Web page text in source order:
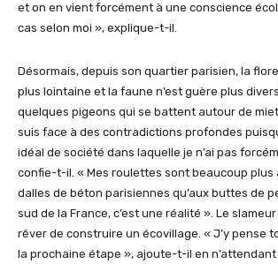
et on en vient forcément à une conscience
cas selon moi », explique-t-il.
Désormais, depuis son quartier parisien, la
plus lointaine et la faune n’est guère plus
quelques pigeons qui se battent autour de
suis face à des contradictions profondes
idéal de société dans laquelle je n’ai pas
confie-t-il. « Mes roulettes sont beaucoup plus
dalles de béton parisiennes qu’aux buttes de
sud de la France, c’est une réalité ». Le
rêver de construire un écovillage. « J’y pense
la prochaine étape », ajoute-t-il en n’attendant